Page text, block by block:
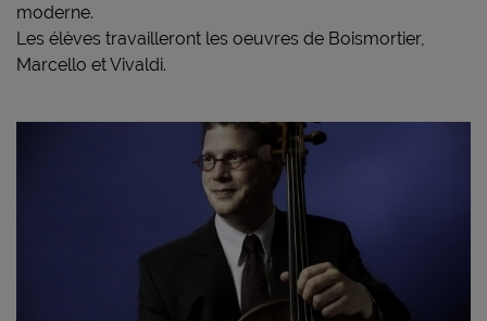
moderne.
Les élèves travailleront les oeuvres de Boismortier,
Marcello et Vivaldi.